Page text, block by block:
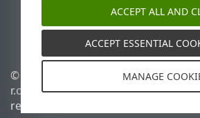
Foro de ESET
ESET Status Portal
Soporte regional
© 1992 - 2025 ESET, spol. s
r.o. - Todos los derechos
reservados.
ACCEPT ALL AND
ACCEPT ESSENTIAL
MANAGE